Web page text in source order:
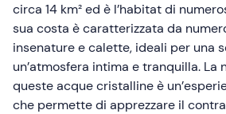
circa 14 km² ed è l’habitat di
sua costa è caratterizzata da
insenature e calette, ideali per una
un’atmosfera intima e tranquilla. La
queste acque cristalline è
che permette di apprezzare il